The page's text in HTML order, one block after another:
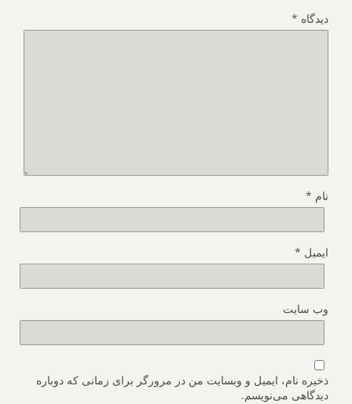
دیدگاه *
نام *
ایمیل *
وب‌ سایت
ذخیره نام، ایمیل و وبسایت من در مرورگر برای زمانی که دوباره
دیدگاهی می‌نویسم.